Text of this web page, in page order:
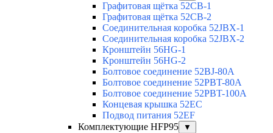
Графитовая щётка 52CB-1
Графитовая щётка 52CB-2
Соединительная коробка 52JBX-1
Соединительная коробка 52JBX-2
Кронштейн 56HG-1
Кронштейн 56HG-2
Болтовое соединение 52BJ-80A
Болтовое соединение 52PBT-80A
Болтовое соединение 52PBT-100A
Концевая крышка 52EC
Подвод питания 52EF
Комплектующие HFP95
▼